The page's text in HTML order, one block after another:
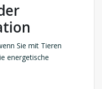
Sie mit Tieren
energetische